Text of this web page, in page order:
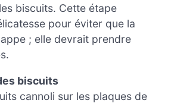
biscuits. Cette étape
pour éviter que la
; elle devrait prendre
biscuits
cannoli sur les plaques de